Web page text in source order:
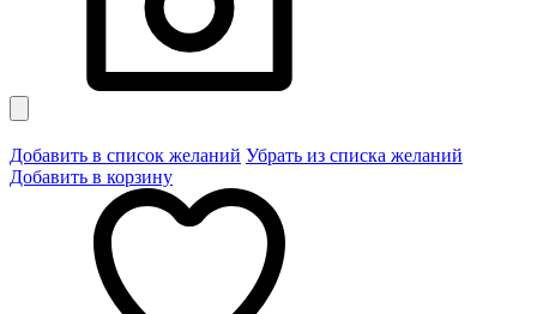
Добавить в список желаний Убрать из списка желаний
Добавить в корзину